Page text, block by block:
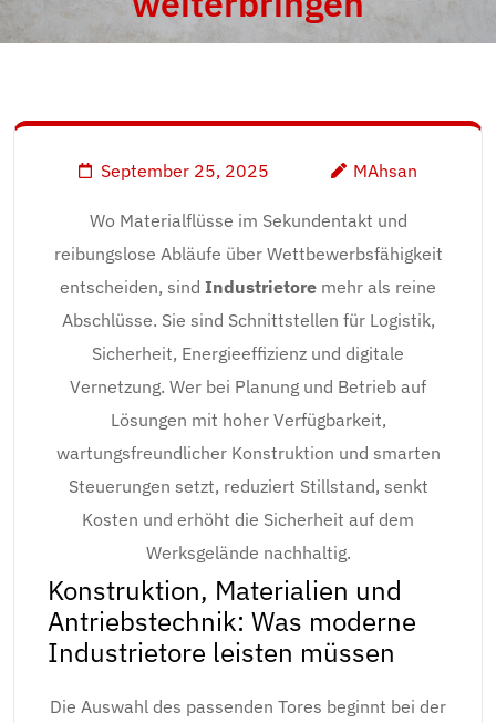
September 25, 2025 MAhsan
Wo Materialflüsse im Sekundentakt und
reibungslose Abläufe über Wettbewerbsfähigkeit
entscheiden, sind Industrietore mehr als reine
Abschlüsse. Sie sind Schnittstellen für Logistik,
Sicherheit, Energieeffizienz und digitale
Vernetzung. Wer bei Planung und Betrieb auf
Lösungen mit hoher Verfügbarkeit,
wartungsfreundlicher Konstruktion und smarten
Steuerungen setzt, reduziert Stillstand, senkt
Kosten und erhöht die Sicherheit auf dem
Werksgelände nachhaltig.
Konstruktion, Materialien und
Antriebstechnik: Was moderne
Industrietore leisten müssen
Die Auswahl des passenden Tores beginnt bei der